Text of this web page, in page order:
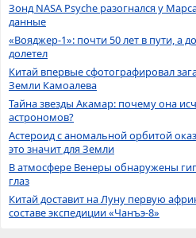
Зонд NASA Psyche разогнался у
данные
«Вояджер-1»: почти 50 лет в пути, а
долетел
Китай впервые сфотографировал
Земли Камоалева
Тайна звезды Акамар: почему она
астрономов?
Астероид с аномальной орбитой
это значит для Земли
В атмосфере Венеры обнаружены
глаз
Китай доставит на Луну первую
составе экспедиции «Чанъэ-8»